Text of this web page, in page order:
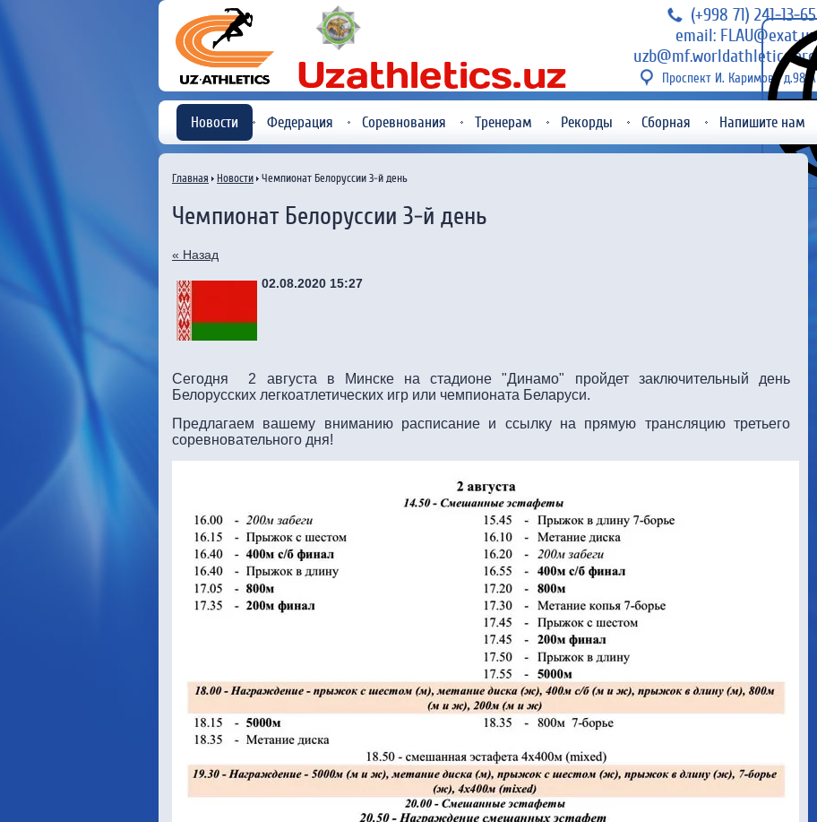
(+998 71) 241-13-65
email: FLAU@exat.uz
uzb@mf.worldathletics.org
Проспект И. Каримова д.98 А
Новости Федерация Соревнования Тренерам Рекорды Сборная Напишите нам
Главная Новости Чемпионат Белоруссии 3-й день
Чемпионат Белоруссии 3-й день
« Назад
02.08.2020 15:27
Сегодня 2 августа в Минске на стадионе "Динамо" пройдет заключительный день
Белорусских легкоатлетических игр или чемпионата Беларуси.
Предлагаем вашему вниманию расписание и ссылку на прямую трансляцию третьего
соревновательного дня!